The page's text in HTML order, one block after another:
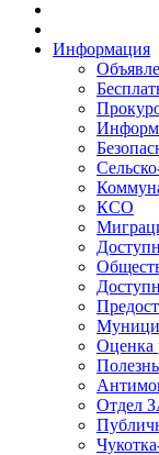
Информация
КСО
Оценка
Отдел